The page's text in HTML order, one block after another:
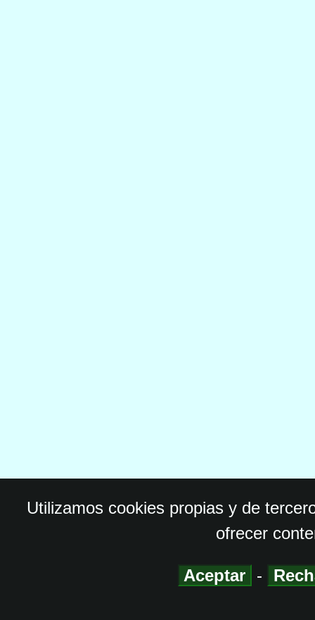
Utilizamos cookies propias y de
ofrecer
Aceptar -